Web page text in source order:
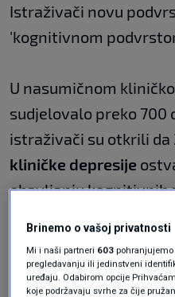
Istraživači novu
'kognitivnom
U nasumičnom
sudjelovalo preko 700
istraživači su otkrili da
kliničke depresije
obavljanju kognitivnih
Ako taj postotak
Brinemo o vašoj privatnosti
Mi i naši partneri 603 pohranjujemo
pregledavanju ili jedinstveni
uređaju. Odabirom opcije
koje podržavaju svrhe za čije